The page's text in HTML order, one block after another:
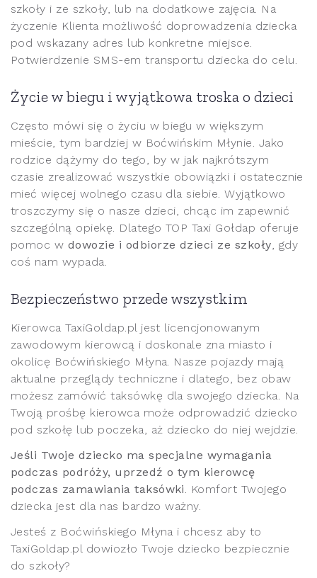
szkoły i ze szkoły, lub na dodatkowe zajęcia. Na
życzenie Klienta możliwość doprowadzenia dziecka
pod wskazany adres lub konkretne miejsce.
Potwierdzenie SMS-em transportu dziecka do celu.
Życie w biegu i wyjątkowa troska o dzieci
Często mówi się o życiu w biegu w większym
mieście, tym bardziej w Boćwińskim Młynie. Jako
rodzice dążymy do tego, by w jak najkrótszym
czasie zrealizować wszystkie obowiązki i ostatecznie
mieć więcej wolnego czasu dla siebie. Wyjątkowo
troszczymy się o nasze dzieci, chcąc im zapewnić
szczególną opiekę. Dlatego TOP Taxi Gołdap oferuje
pomoc w dowozie i odbiorze dzieci ze szkoły, gdy
coś nam wypada.
Bezpieczeństwo przede wszystkim
Kierowca TaxiGoldap.pl jest licencjonowanym
zawodowym kierowcą i doskonale zna miasto i
okolicę Boćwińskiego Młyna. Nasze pojazdy mają
aktualne przeglądy techniczne i dlatego, bez obaw
możesz zamówić taksówkę dla swojego dziecka. Na
Twoją prośbę kierowca może odprowadzić dziecko
pod szkołę lub poczeka, aż dziecko do niej wejdzie.
Jeśli Twoje dziecko ma specjalne wymagania
podczas podróży, uprzedź o tym kierowcę
podczas zamawiania taksówki. Komfort Twojego
dziecka jest dla nas bardzo ważny.
Jesteś z Boćwińskiego Młyna i chcesz aby to
TaxiGoldap.pl dowiozło Twoje dziecko bezpiecznie
do szkoły?